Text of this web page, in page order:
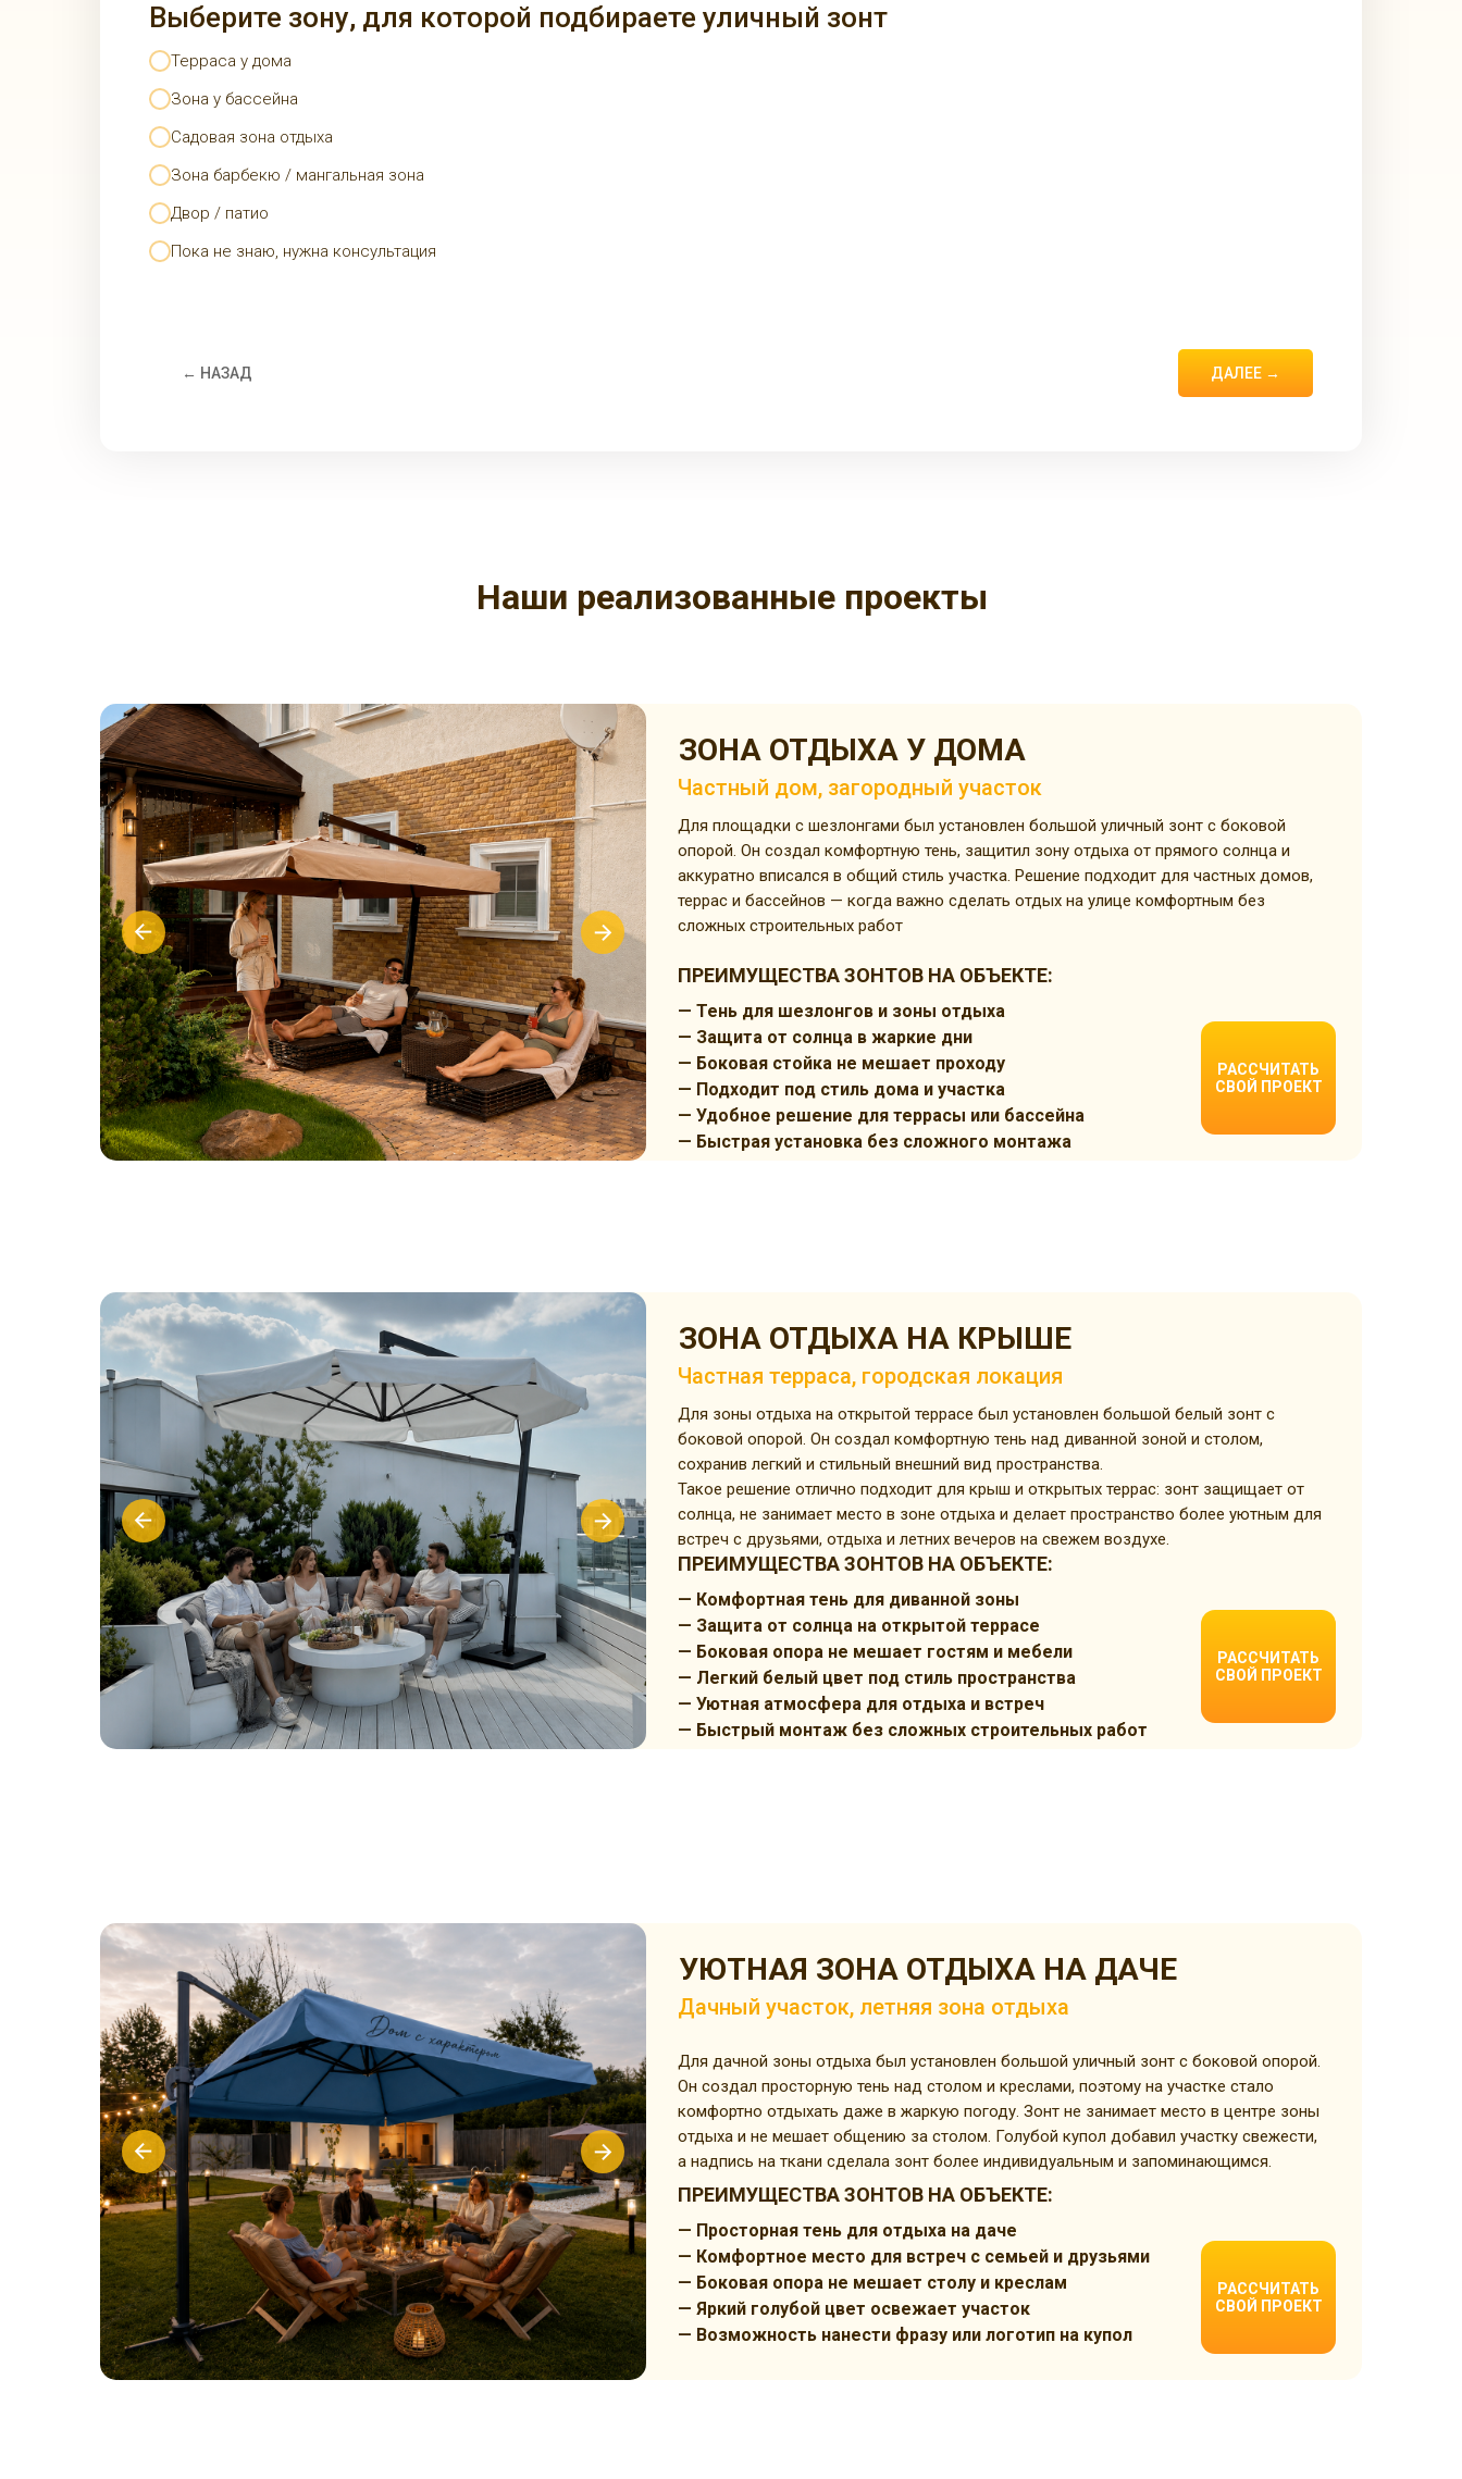
Выберите зону, для которой подбираете уличный зонт
Терраса у дома
Зона у бассейна
Садовая зона отдыха
Зона барбекю / мангальная зона
Двор / патио
Пока не знаю, нужна консультация
← НАЗАД ДАЛЕЕ →
Наши реализованные проекты
ЗОНА ОТДЫХА У ДОМА
Частный дом, загородный участок
ПРЕИМУЩЕСТВА ЗОНТОВ НА ОБЪЕКТЕ:
— Тень для шезлонгов и зоны отдыха
— Защита от солнца в жаркие дни
— Боковая стойка не мешает проходу
— Подходит под стиль дома и участка
— Удобное решение для террасы или бассейна
— Быстрая установка без сложного монтажа
Для площадки с шезлонгами был установлен большой уличный зонт с боковой
опорой. Он создал комфортную тень, защитил зону отдыха от прямого солнца и
аккуратно вписался в общий стиль участка. Решение подходит для частных домов,
террас и бассейнов — когда важно сделать отдых на улице комфортным без
сложных строительных работ
РАССЧИТАТЬ
СВОЙ ПРОЕКТ
ЗОНА ОТДЫХА НА КРЫШЕ
Частная терраса, городская локация
ПРЕИМУЩЕСТВА ЗОНТОВ НА ОБЪЕКТЕ:
— Комфортная тень для диванной зоны
— Защита от солнца на открытой террасе
— Боковая опора не мешает гостям и мебели
— Легкий белый цвет под стиль пространства
— Уютная атмосфера для отдыха и встреч
— Быстрый монтаж без сложных строительных работ
Для зоны отдыха на открытой террасе был установлен большой белый зонт с
боковой опорой. Он создал комфортную тень над диванной зоной и столом,
сохранив легкий и стильный внешний вид пространства.
Такое решение отлично подходит для крыш и открытых террас: зонт защищает от
солнца, не занимает место в зоне отдыха и делает пространство более уютным для
встреч с друзьями, отдыха и летних вечеров на свежем воздухе.
РАССЧИТАТЬ
СВОЙ ПРОЕКТ
УЮТНАЯ ЗОНА ОТДЫХА НА ДАЧЕ
Дачный участок, летняя зона отдыха
ПРЕИМУЩЕСТВА ЗОНТОВ НА ОБЪЕКТЕ:
— Просторная тень для отдыха на даче
— Комфортное место для встреч с семьей и друзьями
— Боковая опора не мешает столу и креслам
— Яркий голубой цвет освежает участок
— Возможность нанести фразу или логотип на купол
Для дачной зоны отдыха был установлен большой уличный зонт с боковой опорой.
Он создал просторную тень над столом и креслами, поэтому на участке стало
комфортно отдыхать даже в жаркую погоду. Зонт не занимает место в центре зоны
отдыха и не мешает общению за столом. Голубой купол добавил участку свежести,
а надпись на ткани сделала зонт более индивидуальным и запоминающимся.
РАССЧИТАТЬ
СВОЙ ПРОЕКТ